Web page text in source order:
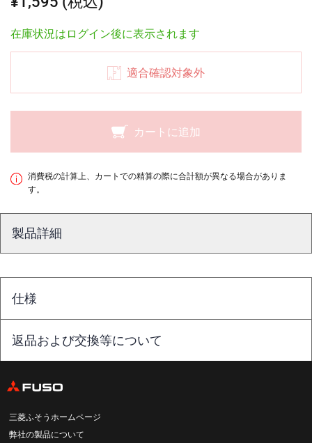
在庫状況はログイン後に表示されます
適合確認対象外
カートに追加
消費税の計算上、カートでの精算の際に合計額が異なる場合がありま
す。
製品詳細
仕様
返品および交換等について
三菱ふそうホームページ
弊社の製品について